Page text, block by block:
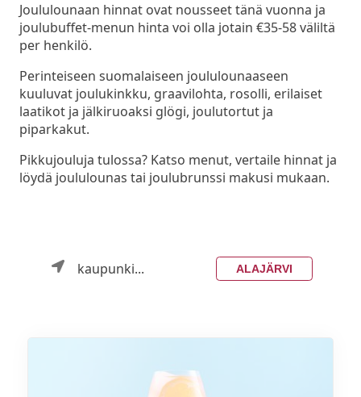
Joululounaan hinnat ovat nousseet tänä vuonna ja
joulubuffet-menun hinta voi olla jotain €35-58 väliltä
per henkilö.
Perinteiseen suomalaiseen joululounaaseen
kuuluvat joulukinkku, graavilohta, rosolli, erilaiset
laatikot ja jälkiruoaksi glögi, joulutortut ja
piparkakut.
Pikkujouluja tulossa? Katso menut, vertaile hinnat ja
löydä joululounas tai joulubrunssi makusi mukaan.
kaupunki... ALAJÄRVI